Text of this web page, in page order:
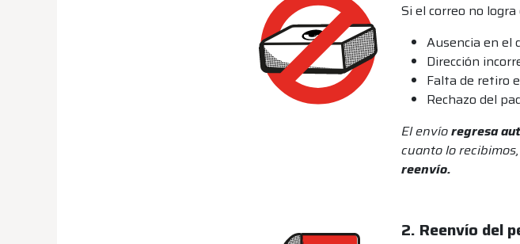
Si el correo no
Ausencia en el
Dirección
Falta de retiro
Rechazo del
El envíoregresa
cuanto lo recibimos,
reenvío.
2. Reenvío del